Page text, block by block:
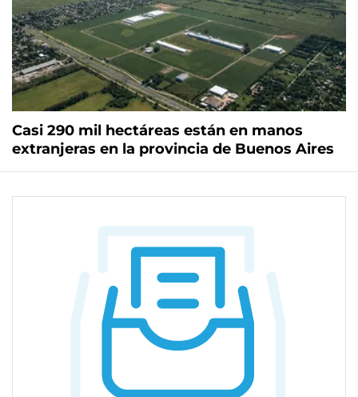
Casi 290 mil hectáreas están en manos
extranjeras en la provincia de Buenos Aires